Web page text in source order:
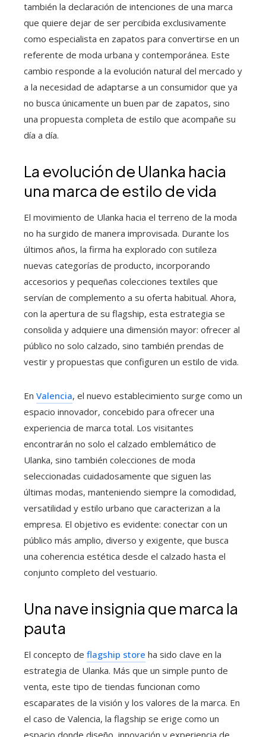
también la declaración de intenciones de una marca
que quiere dejar de ser percibida exclusivamente
como especialista en zapatos para convertirse en un
referente de moda urbana y contemporánea. Este
cambio responde a la evolución natural del mercado y
a la necesidad de adaptarse a un consumidor que ya
no busca únicamente un buen par de zapatos, sino
una propuesta completa de estilo que acompañe su
día a día.
La evolución de Ulanka hacia
una marca de estilo de vida
El movimiento de Ulanka hacia el terreno de la moda
no ha surgido de manera improvisada. Durante los
últimos años, la firma ha explorado con sutileza
nuevas categorías de producto, incorporando
accesorios y pequeñas colecciones textiles que
servían de complemento a su oferta habitual. Ahora,
con la apertura de su flagship, esta estrategia se
consolida y adquiere una dimensión mayor: ofrecer al
público no solo calzado, sino también prendas de
vestir y propuestas que configuren un estilo de vida.
En Valencia, el nuevo establecimiento surge como un
espacio innovador, concebido para ofrecer una
experiencia de marca total. Los visitantes
encontrarán no solo el calzado emblemático de
Ulanka, sino también colecciones de moda
seleccionadas cuidadosamente que siguen las
últimas modas, manteniendo siempre la comodidad,
versatilidad y estilo urbano que caracterizan a la
empresa. El objetivo es evidente: conectar con un
público más amplio, diverso y exigente, que busca
una coherencia estética desde el calzado hasta el
conjunto completo del vestuario.
Una nave insignia que marca la
pauta
El concepto de flagship store ha sido clave en la
estrategia de Ulanka. Más que un simple punto de
venta, este tipo de tiendas funcionan como
escaparates de la visión y los valores de la marca. En
el caso de Valencia, la flagship se erige como un